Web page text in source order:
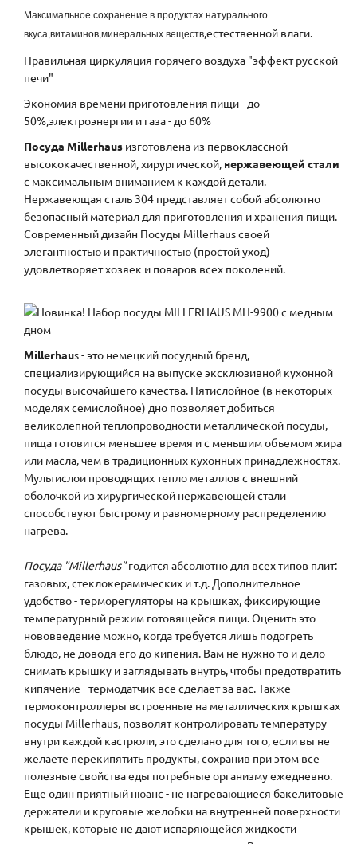
Максимальное сохранение в продуктах натурального
вкуса,витаминов,минеральных веществ,естественной влаги.
Правильная циркуляция горячего воздуха "эффект русской
печи"
Экономия времени приготовления пищи - до
50%,электроэнергии и газа - до 60%
Посуда Millerhaus изготовлена из первоклассной
высококачественной, хирургической, нержавеющей стали
с максимальным вниманием к каждой детали.
Нержавеющая сталь 304 представляет собой абсолютно
безопасный материал для приготовления и хранения пищи.
Современный дизайн Посуды Millerhaus своей
элегантностью и практичностью (простой уход)
удовлетворяет хозяек и поваров всех поколений.
Millerhaus - это немецкий посудный бренд,
специализирующийся на выпуске эксклюзивной кухонной
посуды высочайшего качества. Пятислойное (в некоторых
моделях семислойное) дно позволяет добиться
великолепной теплопроводности металлической посуды,
пища готовится меньшее время и с меньшим объемом жира
или масла, чем в традиционных кухонных принадлежностях.
Мультислои проводящих тепло металлов с внешний
оболочкой из хирургической нержавеющей стали
способствуют быстрому и равномерному распределению
нагрева.
Посуда "Millerhaus"годится абсолютно для всех типов плит:
газовых, стеклокерамических и т.д. Дополнительное
удобство - терморегуляторы на крышках, фиксирующие
температурный режим готовящейся пищи. Оценить это
нововведение можно, когда требуется лишь подогреть
блюдо, не доводя его до кипения. Вам не нужно то и дело
снимать крышку и заглядывать внутрь, чтобы предотвратить
кипячение - термодатчик все сделает за вас. Также
термоконтроллеры встроенные на металлических крышках
посуды Millerhaus, позволят контролировать температуру
внутри каждой кастрюли, это сделано для того, если вы не
желаете перекипятить продукты, сохранив при этом все
полезные свойства еды потребные организму ежедневно.
Еще один приятный нюанс - не нагревающиеся бакелитовые
держатели и круговые желобки на внутренней поверхности
крышек, которые не дают испаряющейся жидкости